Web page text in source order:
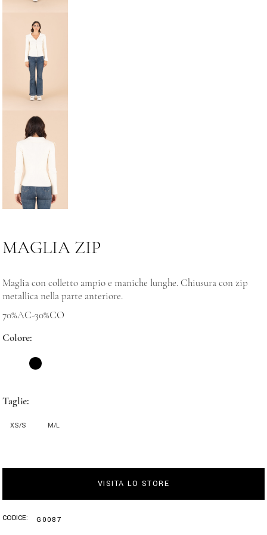
MAGLIA ZIP
Maglia con colletto ampio e maniche lunghe. Chiusura con zip
metallica nella parte anteriore.
70%AC-30%CO
Colore
Taglie
XS/S M/L
VISITA LO STORE
CODICE: G0087